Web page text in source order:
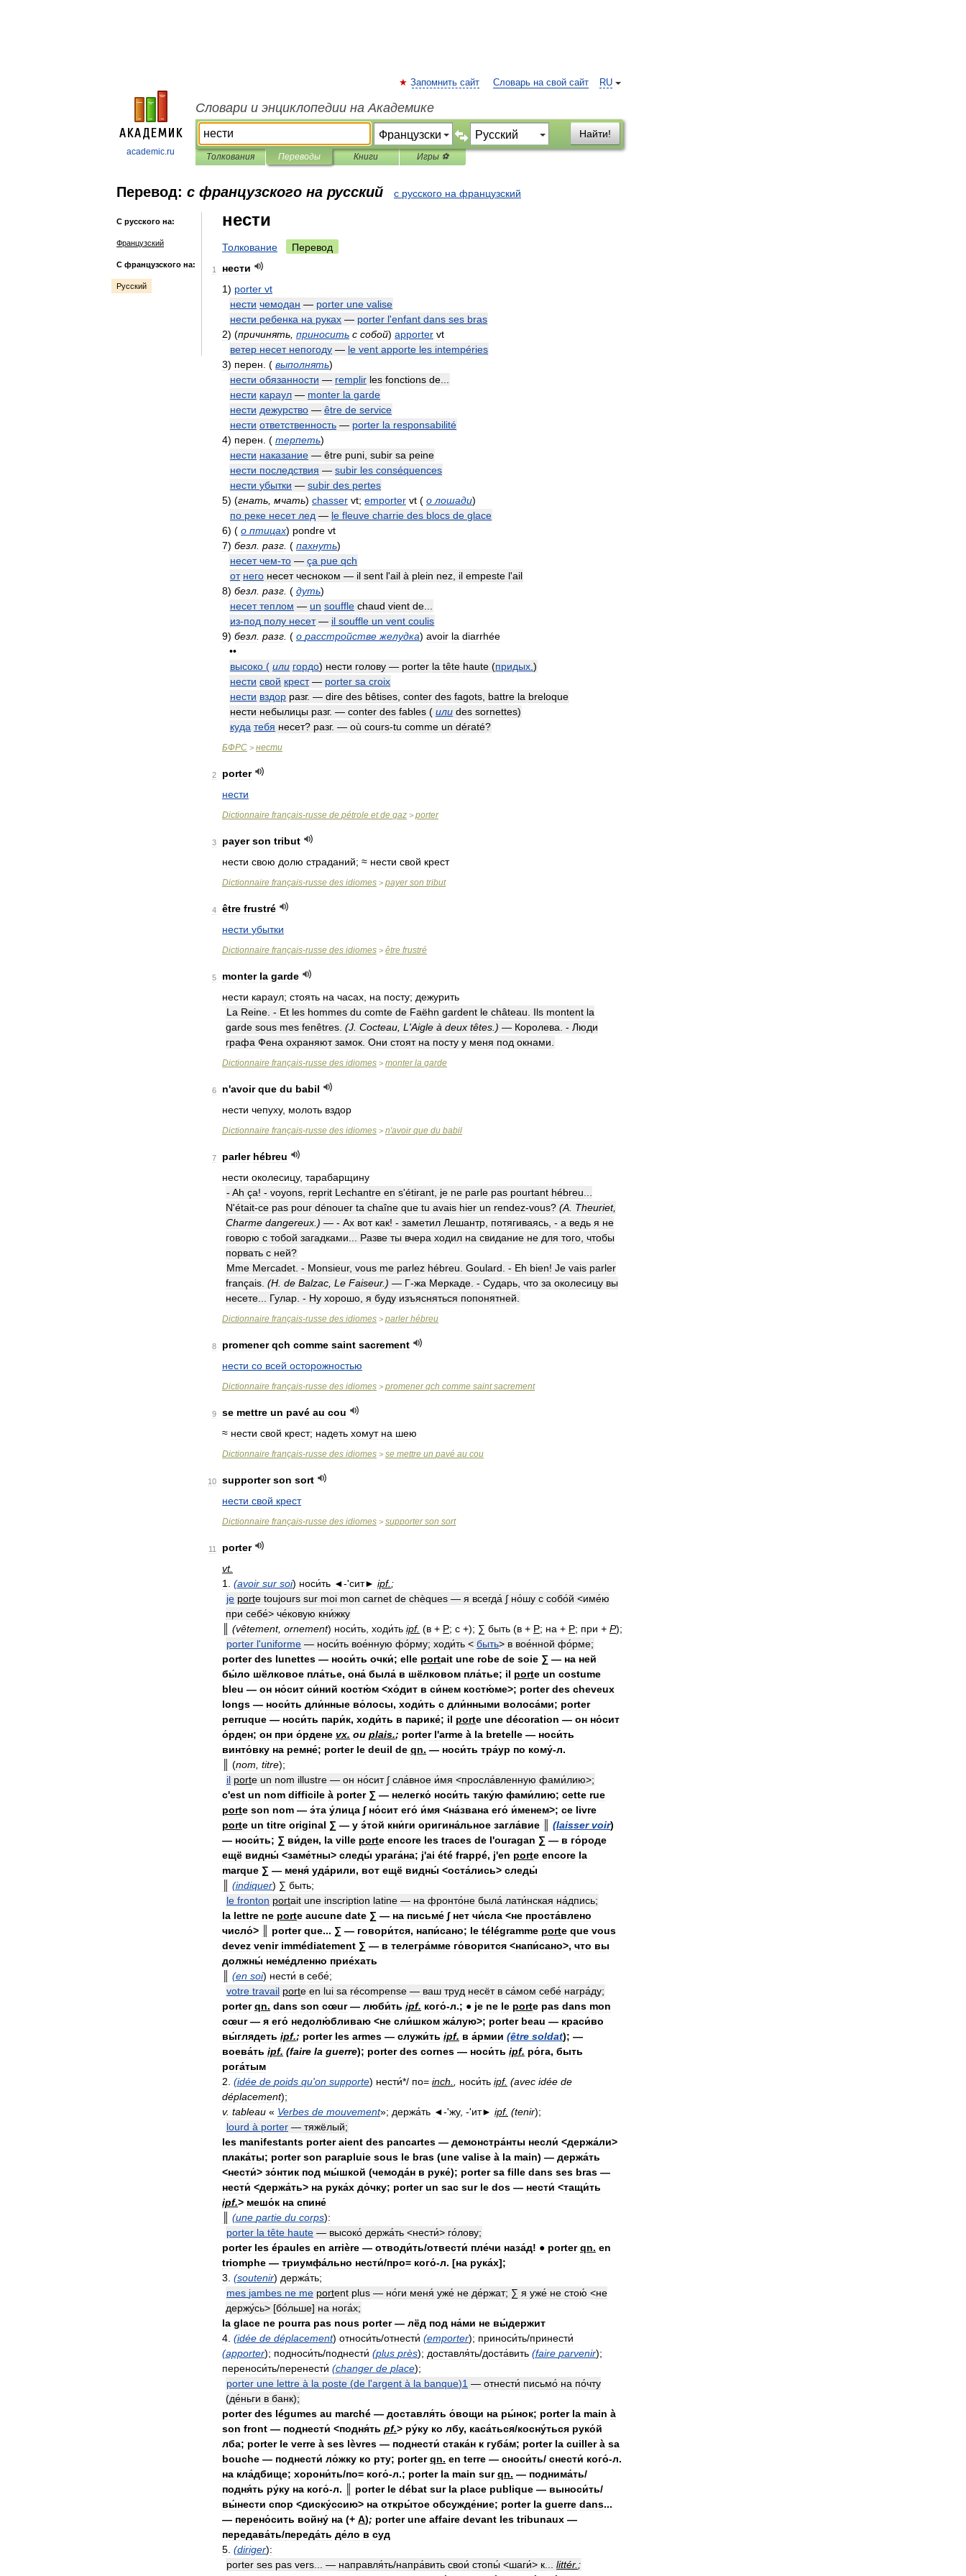
academic.ru
RU
Запомнить сайт Словарь на свой сайт
Словари и энциклопедии на Академике
Найти!
Толкования Переводы Книги Игры ⚽
Перевод: с французского на русский с русского на французский
С русского на:
Французский
С французского на:
Русский
нести
Толкование Перевод
1
нести
1) porter vt
нести чемодан — porter une valise
нести ребенка на руках — porter l'enfant dans ses bras
2) (причинять приносить с собой) apporter vt
ветер несет непогоду — le vent apporte les intempéries
3) перен ( выполнять)
нести обязанности — remplir les fonctions de
нести караул — monter la garde
нести дежурство — être de service
нести ответственность — porter la responsabilité
4) перен ( терпеть)
нести наказание — être puni subir sa peine
нести последствия — subir les conséquences
нести убытки — subir des pertes
5) (гнать мчать) chasser vt; emporter vt ( о лошади)
по реке несет лед — le fleuve charrie des blocs de glace
6) ( о птицах) pondre vt
7) безл разг ( пахнуть)
несет чем-то — ça pue qch
от него несет чесноком — il sent l'ail à plein nez il empeste l'ail
8) безл разг ( дуть)
несет теплом — un souffle chaud vient de
из-под полу несет— il souffle un vent coulis
9) безл разг ( о расстройстве желудка) avoir la diarrhée
••
высоко ( или гордо) нести голову — porter la tête haute (придых )
нести свой крест— porter sa croix
нести вздор разг. — dire des bêtises conter des fagots battre la breloque
нести небылицы разг. — conter des fables ( или des sornettes)
куда тебя несет? разг. — où cours-tu comme un dératé?
БФРС > нести
2
porter
нести
Dictionnaire français-russe de pétrole et de gaz > porter
3 payer son tribut
нести свою долю страданий; ≈ нести свой крест
Dictionnaire français-russe des idiomes > payer son tribut
4 être frustré
нести убытки
Dictionnaire français-russe des idiomes > être frustré
5 monter la garde
нести караул; стоять на часах на посту; дежурить
La Reine . - Et les hommes du comte de Faëhn gardent le château Ils montent la
garde sous mes fenêtres (J Cocteau L 'Aigle à deux têtes .) — Королева . - Люди
графа Фена охраняют замок Они стоят на посту у меня под окнами
Dictionnaire français-russe des idiomes > monter la garde
6 n'avoir que du babil
нести чепуху, молоть вздор
Dictionnaire français-russe des idiomes > n'avoir que du babil
7 parler hébreu
нести околесицу, тарабарщину
- Ah ça! - voyons reprit Lechantre en s'étirant je ne parle pas pourtant hébreu
N'était-ce pas pour dénouer ta chaîne que tu avais hier un rendez-vous? (A Theuriet,
Charme dangereux .) — - Ах вот как! - заметил Лешантр потягиваясь , - а ведь я не
говорю с тобой загадками Разве ты вчера ходил на свидание не для того чтобы
порвать с ней?
Mme Mercadet . - Monsieur, vous me parlez hébreu Goulard . - Eh bien! Je vais parler
français (H de Balzac Le Faiseur.) — Г-жа Меркаде . - Сударь что за околесицу вы
несете
Гулар . - Ну хорошо я буду изъясняться попонятней
Dictionnaire français-russe des idiomes > parler hébreu
8 promener qch comme saint sacrement
нести со всей осторожностью
Dictionnaire français-russe des idiomes > promener qch comme saint sacrement
9 se mettre un pavé au cou
≈ нести свой крест; надеть хомут на шею
Dictionnaire français-russe des idiomes > se mettre un pavé au cou
10 supporter son sort
нести свой крест
Dictionnaire français-russe des idiomes > supporter son sort
11
porter
vt.
1
(avoir sur soi) носи́ть ◄-'сит► ipf. ;
je porte toujours sur moi mon carnet de chèques — я всегда́ ∫ но́шу с собо́й <име́ю
при себе́> че́ковую кни́жку
(vêtement, ornement) носи́ть ходи́ть ipf. (в + P; с +); ∑ быть (в + P; на + P; при + P);
porter l'uniforme — носи́ть вое́нную фо́рму; ходи́ть < быть> в вое́нной фо́рме;
porter des lunettes — носи́ть очки́; elle portait une robe de soie ∑ — на ней
бы́ло шёлковое пла́тье, она́ была́ в шёлковом пла́тье; il porte un costume
bleu — он но́сит си́ний костю́м <хо́дит в си́нем костю́ме>; porter des cheveux
longs — носи́ть дли́нные во́лосы, ходи́ть с дли́нными волоса́ми; porter
perruque — носи́ть пари́к, ходи́ть в парике́; il porte une décoration — он но́сит
о́рден; он при о́рдене vx. ou plais.; porter l'arme à la bretelle — носи́ть
винто́вку на ремне́; porter le deuil de qn. — носи́ть тра́ур по кому́-л.
(nom titre);
il porte un nom illustre — он но́сит ∫ сла́вное и́мя <просла́вленную фами́лию>;
c'est un nom difficile à porter ∑ — нелегко́ носи́ть таку́ю фами́лию; cette rue
porte son nom — э́та у́лица ∫ но́сит его́ и́мя <на́звана его́ и́менем>; ce livre
porte un titre original ∑ — у э́той кни́ги оригина́льное загла́вие (laisser voir)
— носи́ть; ∑ ви́ден, la ville porte encore les traces de l'ouragan ∑ — в го́роде
ещё видны́ <заме́тны> следы́ урага́на; j'ai été frappé, j'en porte encore la
marque ∑ — меня́ уда́рили, вот ещё видны́ <оста́лись> следы́
(indiquer) ∑ быть;
le fronton portait une inscription latine — на фронто́не была́ лати́нская на́дпись;
la lettre ne porte aucune date ∑ — на письме́ ∫ нет чи́сла <не проста́влено
число́> porter que... ∑ — говори́тся, напи́сано; le télégramme porte que vous
devez venir immédiatement ∑ — в телегра́мме го́ворится <напи́сано>, что вы
должны́ неме́дленно прие́хать
(en soi) нести́ в себе́;
votre travail porte en lui sa récompense — ваш труд несёт в са́мом себе́ награ́ду;
porter qn. dans son cœur— люби́ть ipf. кого́-л.; ● je ne le porte pas dans mon
cœur— я его́ недолю́бливаю <не сли́шком жа́лую>; porter beau — краси́во
вы́глядеть ipf.; porter les armes — служи́ть ipf. в а́рмии (être soldat); —
воева́ть ipf. (faire la guerre); porter des cornes — носи́ть ipf. ро́га, быть
рога́тым
2 (idée de poids qu'on supporte) нести́*/ по= inch носи́ть ipf. (avec idée de
déplacement);
v. tableau « Verbes de mouvement»; держа́ть ◄-'жу, -'ит► ipf. (tenir);
lourd à porter — тяжёлый;
les manifestants porter aient des pancartes — демонстра́нты несли́ <держа́ли>
плака́ты; porter son parapluie sous le bras (une valise à la main) — держа́ть
<нести́> зо́нтик под мы́шкой (чемода́н в руке́); porter sa fille dans ses bras —
нести́ <держа́ть> на рука́х до́чку; porter un sac sur le dos — нести́ <тащи́ть
ipf.> мешо́к на спине́
(une partie du corps):
porter la tête haute — высоко́ держа́ть <нести́> го́лову;
porter les épaules en arrière — отводи́ть/отвести́ пле́чи наза́д! ● porter qn. en
triomphe — триумфа́льно нести́/про= кого́-л. [на рука́х];
3 (soutenir) держа́ть;
mes jambes ne me portent plus — но́ги меня́ уже́ не де́ржат; ∑ я уже́ не стою́ <не
держу́сь> [бо́льше] на нога́х;
la glace ne pourra pas nous porter— лёд под на́ми не вы́держит
4 (idée de déplacement) относи́ть/отнести́ (emporter); приноси́ть/принести́
(apporter); подноси́ть/поднести́ (plus près); доставля́ть/доста́вить (faire parvenir);
переноси́ть/перенести́ (changer de place);
porter une lettre à la poste (de l'argent à la banque)1 — отнести́ письмо́ на по́чту
(де́ньги в банк);
porter des légumes au marché — доставля́ть о́вощи на ры́нок; porter la main à
son front — поднести́ <подня́ть pf.> ру́ку ко лбу, каса́ться/косну́ться руко́й
лба; porter le verre à ses lèvres — поднести́ стака́н к губа́м; porter la cuiller à sa
bouche — поднести́ ло́жку ко рту; porter qn. en terre — сноси́ть/ снести́ кого́-л.
на кла́дбище; хорони́ть/по= кого́-л.; porter la main sur qn. — поднима́ть/
подня́ть ру́ку на кого́-л. porter le débat sur la place publique — выноси́ть/
вы́нести спор <диску́ссию> на откры́тое обсужде́ние; porter la guerre dans...
— перено́сить войну́ на (+ A); porter une affaire devant les tribunaux —
передава́ть/переда́ть де́ло в суд
5 (diriger):
porter ses pas vers ... — направля́ть/напра́вить свои́ стопы́ <шаги́> к littér. ;